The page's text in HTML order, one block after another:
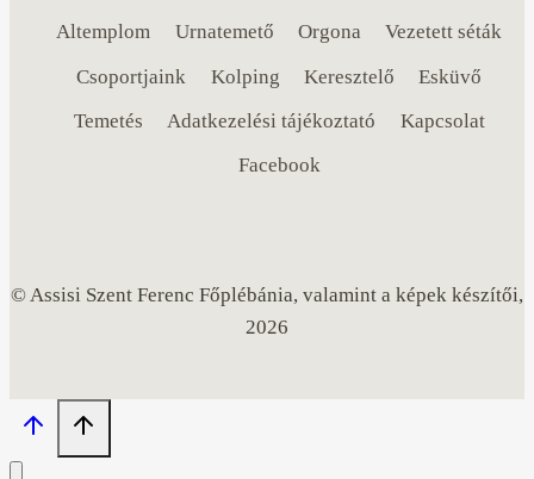
Altemplom Urnatemető Orgona
Vezetett séták
Csoportjaink
Kolping Keresztelő
Esküvő
Temetés
Adatkezelési tájékoztató
Kapcsolat
Facebook
© Assisi Szent Ferenc Főplébánia, valamint a képek készítői,
2026